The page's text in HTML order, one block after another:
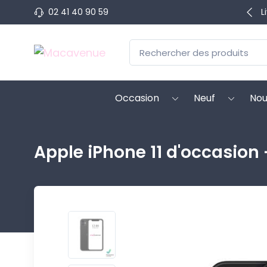
02 41 40 90 59
Occasion Neuf
Apple iPhone 11